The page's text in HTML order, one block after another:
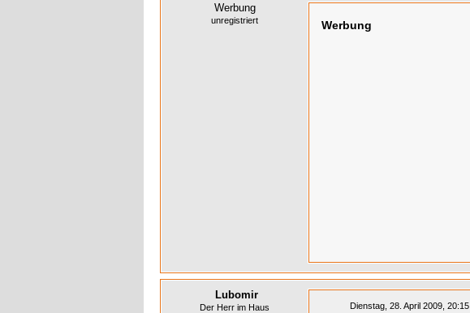
Werbung
unregistriert Werbung
Lubomir
Der Herr im Haus Dienstag, 28. April 2009, 20:15